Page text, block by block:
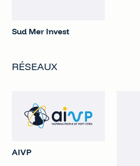
Sud Mer Invest
RÉSEAUX
AIVP